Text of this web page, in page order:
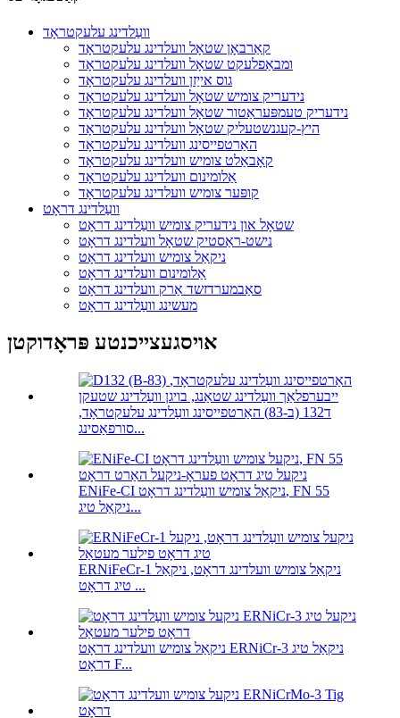
וועַלדינג עלעקטראָד
קאַרבאָן שטאָל וועלדינג עלעקטראָד
ומבאַפלעקט שטאָל וועלדינג עלעקטראָד
גוס אייַזן וועלדינג עלעקטראָד
נידעריק צומיש שטאָל וועלדינג עלעקטראָד
נידעריק טעמפּעראַטור שטאָל וועלדינג עלעקטראָד
היץ-קעגנשטעליק שטאָל וועלדינג עלעקטראָד
האַרטפייסינג וועלדינג עלעקטראָד
קאָבאַלט צומיש וועלדינג עלעקטראָד
אַלומינום וועלדינג עלעקטראָד
קופּער צומיש וועלדינג עלעקטראָד
וועַלדינג דראָט
שטאָל און נידעריק צומיש וועַלדינג דראָט
נישט-ראַסטיק שטאָל וועלדינג דראָט
ניקאַל צומיש וועלדינג דראָט
אַלומינום וועלדינג דראָט
סאַבמערדזשד אַרק וועלדינג דראָט
מעשינג וועַלדינג דראָט
אויסגעצייכנטע פּראָדוקטן
ד132 (ב-83) האַרטפייסינג וועַלדינג עלעקטראָד,
סורפאַסינג...
ENiFe-CI ניקאַל צומיש וועַלדינג דראָט, FN 55
ניקאַל טיג...
ERNiFeCr-1 ניקאַל צומיש וועלדינג דראָט, ניקאַל
טיג דראָט ...
ניקאַל צומיש וועלדינג דראָט ERNiCr-3 ניקאַל טיג
דראָט F...